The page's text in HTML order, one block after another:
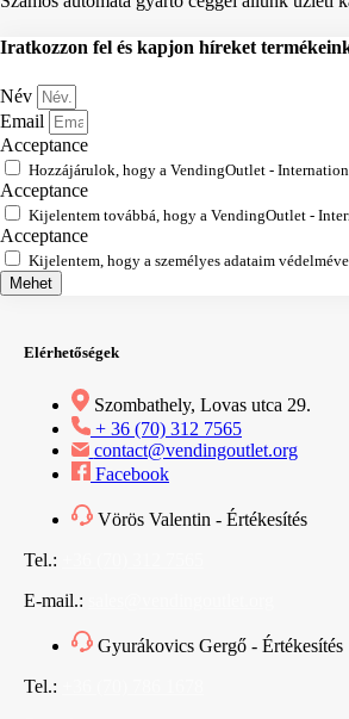
Iratkozzon fel és kapjon híreket
Név
Email
Acceptance
Hozzájárulok, hogy a VendingOutlet -
Acceptance
Kijelentem továbbá, hogy a VendingOutlet -
Acceptance
Kijelentem, hogy a személyes adataim
Mehet
Elérhetőségek
Szombathely, Lovas utca 29.
+ 36 (70) 312 7565
contact@vendingoutlet.org
Facebook
Vörös Valentin - Értékesítés
Tel.:
E-mail.:
Gyurákovics Gergő - Értékesítés
Tel.: